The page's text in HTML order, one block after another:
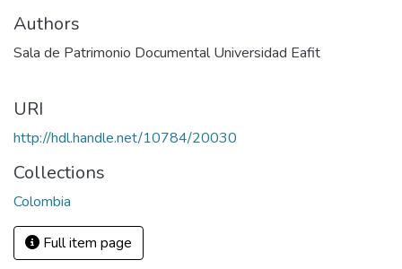
Authors
Sala de Patrimonio Documental Universidad Eafit
URI
http://hdl.handle.net/10784/20030
Collections
Colombia
Full item page